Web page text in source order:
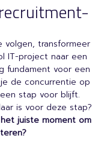
volgen, transformeer
IT-project naar een
fundament voor een
de concurrentie op
stap voor blijft.
is voor deze stap?
juiste moment om